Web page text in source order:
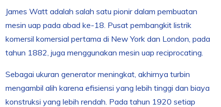
James Watt adalah salah satu pionir dalam pembuatan
mesin uap pada abad ke-18. Pusat pembangkit listrik
komersil komersial pertama di New York dan London, pada
tahun 1882, juga menggunakan mesin uap reciprocating.
Sebagai ukuran generator meningkat, akhirnya turbin
mengambil alih karena efisiensi yang lebih tinggi dan biaya
konstruksi yang lebih rendah. Pada tahun 1920 setiap